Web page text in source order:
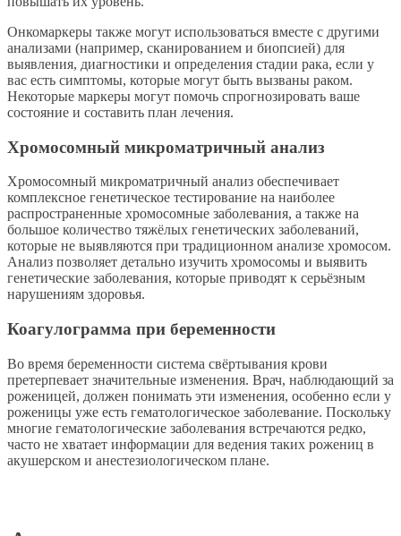
Онкомаркеры также могут использоваться вместе с другими
анализами (например, сканированием и биопсией) для
выявления, диагностики и определения стадии рака, если у
вас есть симптомы, которые могут быть вызваны раком.
Некоторые маркеры могут помочь спрогнозировать ваше
состояние и составить план лечения.
Хромосомный микроматричный анализ
Хромосомный микроматричный анализ обеспечивает
комплексное генетическое тестирование на наиболее
распространенные хромосомные заболевания, а также на
большое количество тяжёлых генетических заболеваний,
которые не выявляются при традиционном анализе хромосом.
Анализ позволяет детально изучить хромосомы и выявить
генетические заболевания, которые приводят к серьёзным
нарушениям здоровья.
Коагулограмма при беременности
Во время беременности система свёртывания крови
претерпевает значительные изменения. Врач, наблюдающий за
роженицей, должен понимать эти изменения, особенно если у
роженицы уже есть гематологическое заболевание. Поскольку
многие гематологические заболевания встречаются редко,
часто не хватает информации для ведения таких рожениц в
акушерском и анестезиологическом плане.